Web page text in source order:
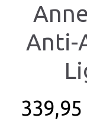
Anti-
339,95